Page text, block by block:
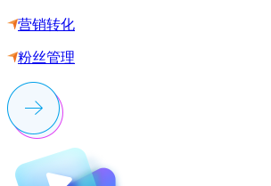
营销转化
粉丝管理